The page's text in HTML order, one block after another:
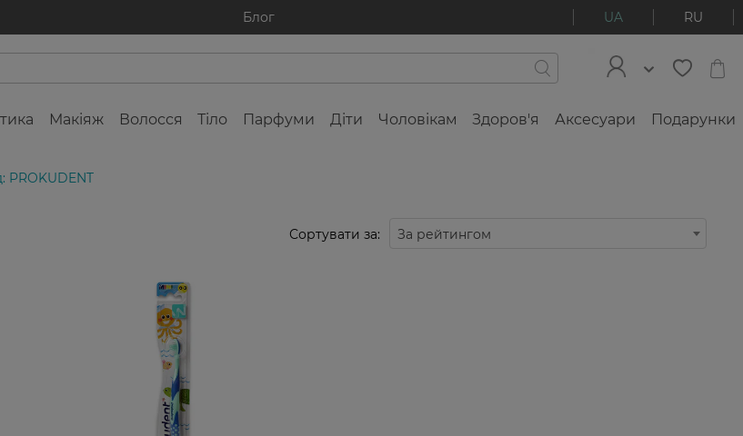
Блог UA RU
Макіяж Волосся Тіло Парфуми Діти Чоловікам Здоров'я Аксесуари Подарунки
PROKUDENT
Сортувати за: За рейтингом